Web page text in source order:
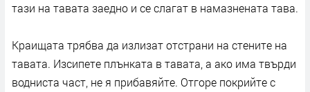
тази на тавата заедно и се слагат в намазнената тава.
Краищата трябва да излизат отстрани на стените на
тавата. Изсипете плънката в тавата, а ако има твърди
водниста част, не я прибавяйте. Отгоре покрийте с